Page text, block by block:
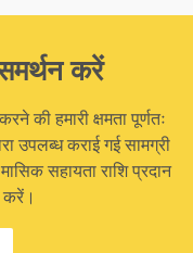
करें
की हमारी क्षमता पूर्णतः
उपलब्ध कराई गई सामग्री
सहायता राशि प्रदान
करें।